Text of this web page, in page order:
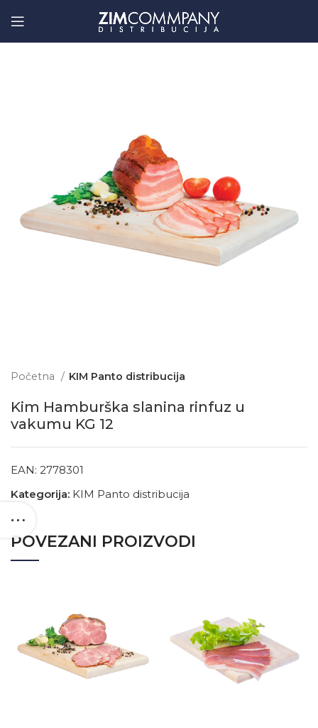
Početna KIM Panto distribucija
Kim Hamburška slanina rinfuz u
vakumu KG 12
EAN: 2778301
Kategorija: KIM Panto distribucija
POVEZANI PROIZVODI